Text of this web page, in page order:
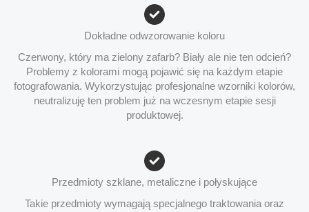
Dokładne odwzorowanie koloru
Czerwony, który ma zielony zafarb? Biały ale nie ten odcień?
Problemy z kolorami mogą pojawić się na każdym etapie
fotografowania. Wykorzystując profesjonalne wzorniki kolorów,
neutralizuję ten problem już na wczesnym etapie sesji
produktowej.
Przedmioty szklane, metaliczne i połyskujące
Takie przedmioty wymagają specjalnego traktowania oraz